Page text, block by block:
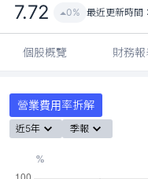
7.72 0% 最近更新時間：
個股概覽 財務報
營業費用率拆解
近5年 季報